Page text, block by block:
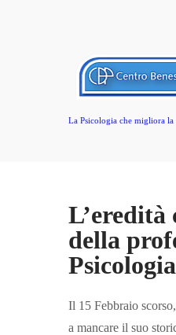
La Psicologia che migliora la
della
Psicologia
Il 15 Febbraio
a mancare il suo